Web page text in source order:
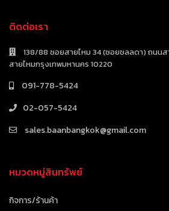
ติดต่อเรา
138/88 ซอยสายไหม 34 (ซอยชลลดา) ถนนส
สายไหมกรุงเทพมหานคร 10220
091-778-5424
02-057-5424
sales.baanbangkok@gmail.com
หมวดหมู่สินทรัพย์
กิจการ/ร้านค้า